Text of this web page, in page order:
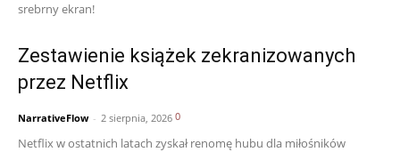
srebrny ekran!
Zestawienie książek zekranizowanych
przez Netflix
NarrativeFlow - 2 sierpnia, 2026 0
Netflix w ostatnich latach zyskał renomę hubu dla miłośników